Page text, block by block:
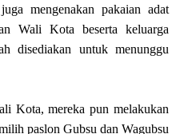
mengenakan pakaian adat
Wali Kota beserta keluarga
disediakan untuk menunggu
Kota, mereka pun melakukan
paslon Gubsu dan Wagubsu